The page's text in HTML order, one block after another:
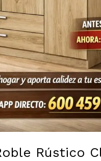
Rústico